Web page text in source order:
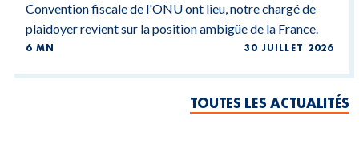
Convention fiscale de l'ONU ont lieu, notre chargé de
plaidoyer revient sur la position ambigüe de la France.
6 MN 30 JUILLET 2026
TOUTES LES ACTUALITÉS